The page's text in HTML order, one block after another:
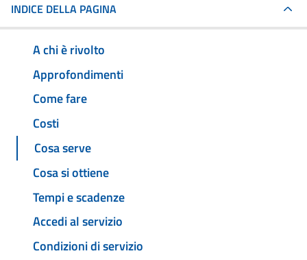
INDICE DELLA PAGINA
A chi è rivolto
Approfondimenti
Come fare
Costi
Cosa serve
Cosa si ottiene
Tempi e scadenze
Accedi al servizio
Condizioni di servizio